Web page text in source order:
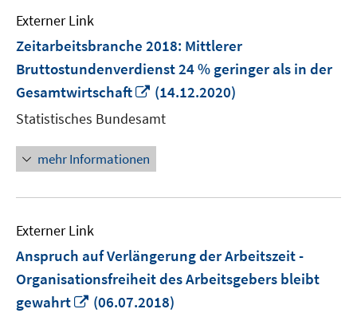
Externer Link
Zeitarbeitsbranche 2018: Mittlerer
Bruttostundenverdienst 24 % geringer als in der
Gesamtwirtschaft
In
Fenster
öffnen
(14.12.2020)
Statistisches Bundesamt
mehr Informationen
Externer Link
Anspruch auf Verlängerung der Arbeitszeit -
Organisationsfreiheit des Arbeitsgebers bleibt
gewahrt
In
(06.07.2018)